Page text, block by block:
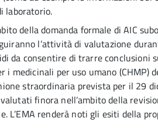
laboratorio.
della domanda formale di AIC
l’attività di valutazione
da consentire di trarre conclusioni
medicinali per uso umano (CHMP)
straordinaria prevista per il 29
finora nell’ambito della
L’EMA renderà noti gli esiti della